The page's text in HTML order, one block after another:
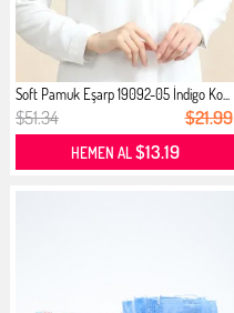
Soft Pamuk Eşarp 19092-05 İndigo Ko...
$51.34 $21.99
HEMEN AL$13.19